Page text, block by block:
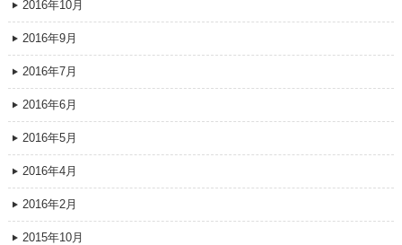
2016年10月
2016年9月
2016年7月
2016年6月
2016年5月
2016年4月
2016年2月
2015年10月